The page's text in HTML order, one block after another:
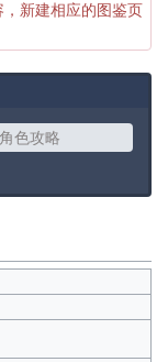
新建相应的图鉴页
角色攻略